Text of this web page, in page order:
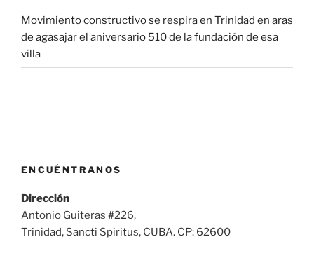
Movimiento constructivo se respira en Trinidad en aras
de agasajar el aniversario 510 de la fundación de esa
villa
ENCUÉNTRANOS
Dirección
Antonio Guiteras #226,
Trinidad, Sancti Spiritus, CUBA. CP: 62600